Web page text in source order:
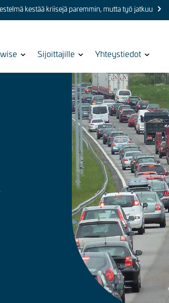
kestää kriisejä paremmin, mutta työ jatkuu
Show
for
Sijoittajille
Show
for
Yhteystiedot
Kuva